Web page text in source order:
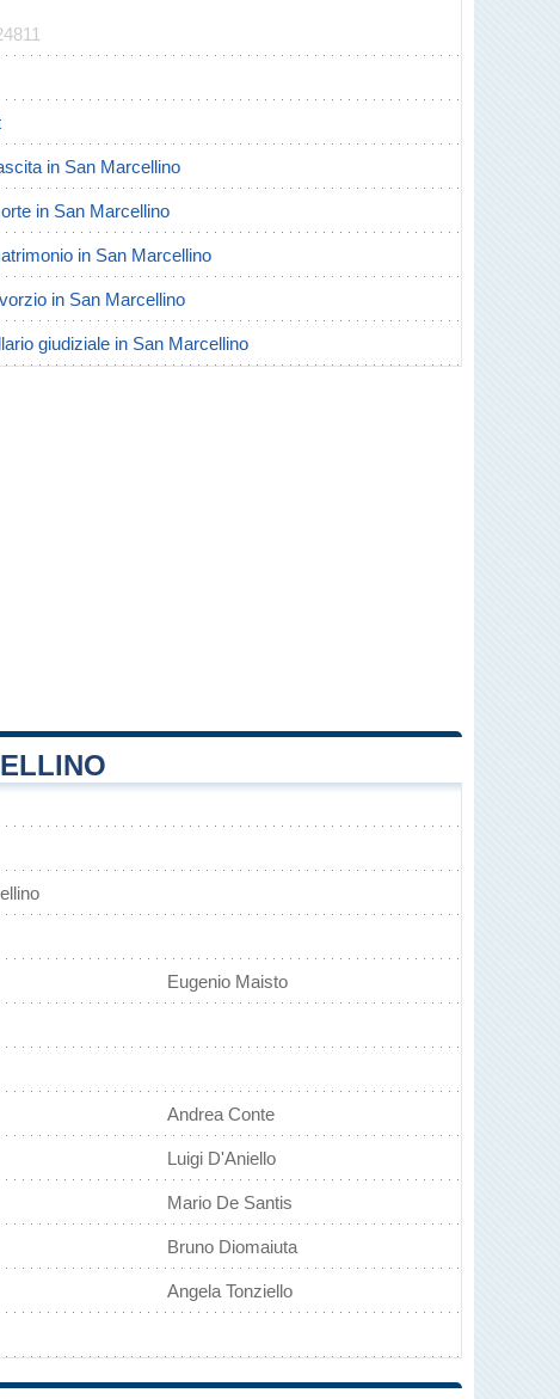
in San Marcellino
in San Marcellino
in San Marcellino
in San Marcellino
giudiziale in San Marcellino
Eugenio Maisto
Andrea Conte
Luigi D'Aniello
Mario De Santis
Bruno Diomaiuta
Angela Tonziello